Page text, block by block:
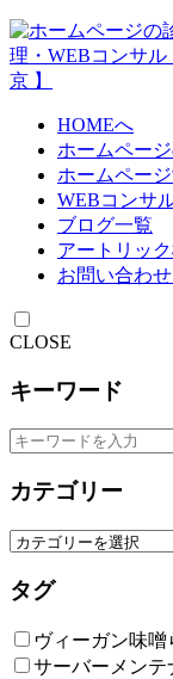
HOMEへ
ホームペー
ホームペー
WEBコンサ
ブログ一覧
アートリッ
お問い合わ
CLOSE
キーワード
カテゴリー
タグ
ヴィーガン味噌
サーバーメンテ